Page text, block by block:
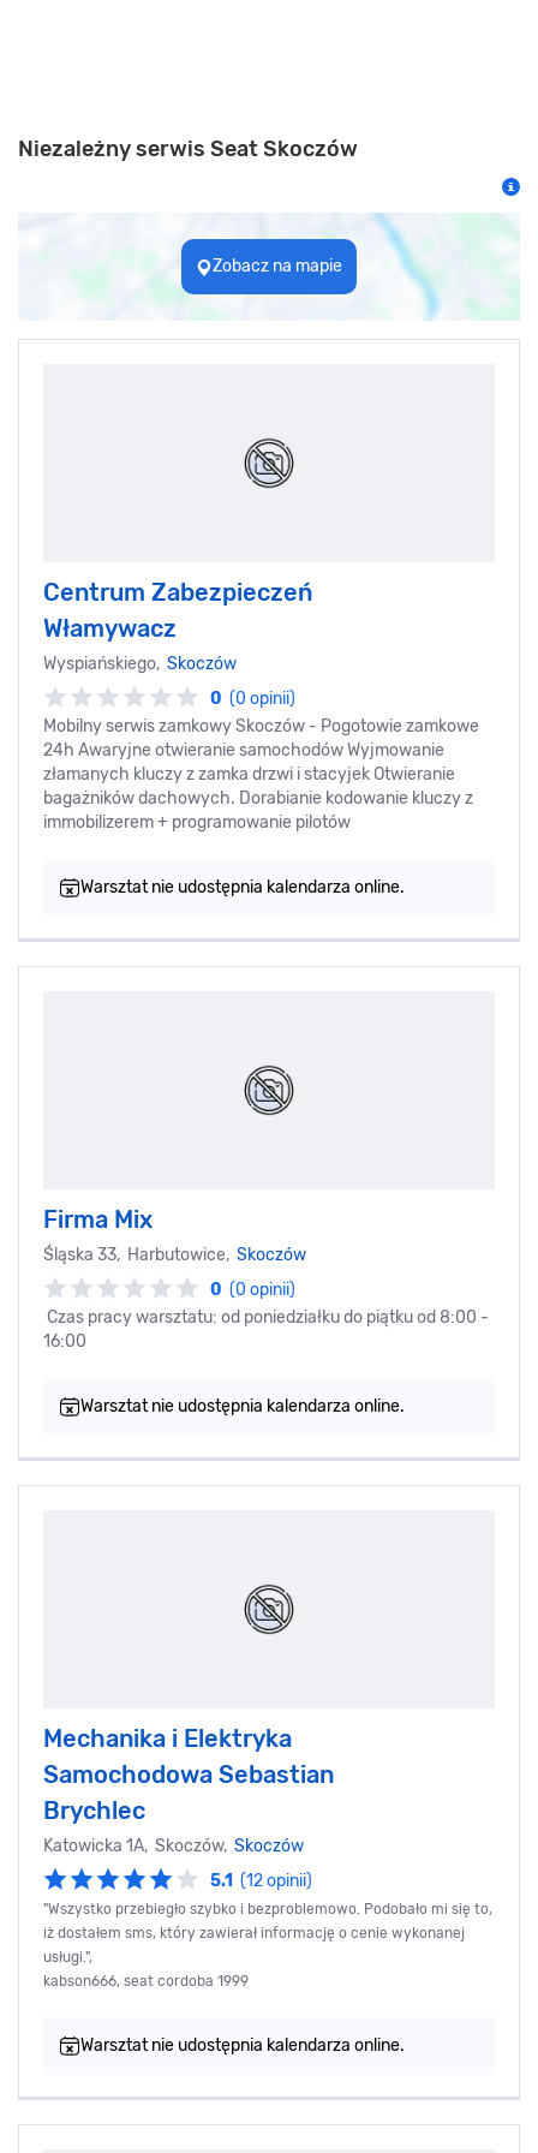
Niezależny serwis Seat Skoczów
Zobacz na mapie
Centrum Zabezpieczeń
Włamywacz
Wyspiańskiego, Skoczów
0 (0 opinii)
Mobilny serwis zamkowy Skoczów - Pogotowie zamkowe
24h Awaryjne otwieranie samochodów Wyjmowanie
złamanych kluczy z zamka drzwi i stacyjek Otwieranie
bagażników dachowych. Dorabianie kodowanie kluczy z
immobilizerem + programowanie pilotów
Warsztat nie udostępnia kalendarza online.
Firma Mix
Śląska 33, Harbutowice, Skoczów
0 (0 opinii)
Czas pracy warsztatu: od poniedziałku do piątku od 8:00 -
16:00
Warsztat nie udostępnia kalendarza online.
Mechanika i Elektryka
Samochodowa Sebastian
Brychlec
Katowicka 1A, Skoczów, Skoczów
5.1 (12 opinii)
"Wszystko przebiegło szybko i bezproblemowo. Podobało mi się to,
iż dostałem sms, który zawierał informację o cenie wykonanej
usługi.",
kabson666, seat cordoba 1999
Warsztat nie udostępnia kalendarza online.